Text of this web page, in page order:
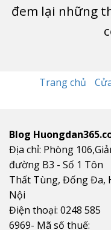
đem lại những
Trang chủ
Blog
Địa chỉ: Phòng
đường B3 - Số 1 Tôn
Thất Tùng, Đống Đa,
Nội
Điện thoại: 0248 585
6969- Mã số thuế: